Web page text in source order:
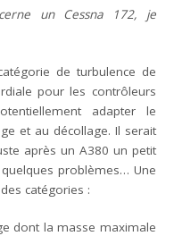
un Cessna 172, je
de turbulence de
pour les contrôleurs
adapter le
et au décollage. Il serait
après un A380 un petit
problèmes… Une
catégories :
dont la masse maximale